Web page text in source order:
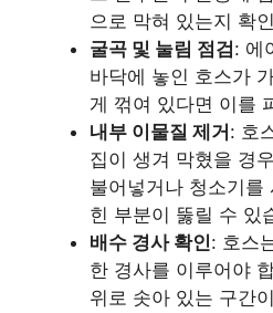
으로 막혀 있는지 확
굴곡 및 눌림 점검 : 에
바닥에 놓인 호스가
게 꺾여 있다면 이를
내부 이물질 제거 : 호
집이 생겨 막혔을 경
불어넣거나 청소기를
힌 부분이 뚫릴 수 있
배수 경사 확인: 호스
한 경사를 이루어야
위로 솟아 있는 구간